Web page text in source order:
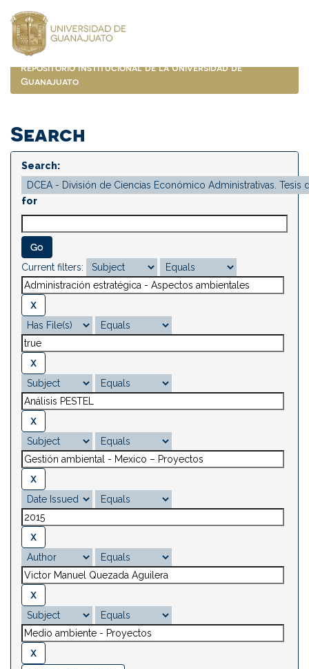
navigation
Repositorio Institucional de la Universidad de
Guanajuato
Search
Search:
for
Current filters: